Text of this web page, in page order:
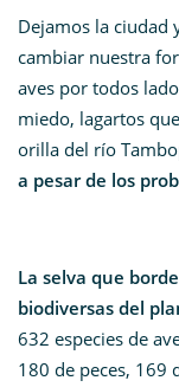
Dejamos la ciudad
cambiar nuestra
aves por todos
miedo, lagartos
orilla del río
a pesar de los
La selva que
biodiversas del
632 especies de
180 de peces, 169